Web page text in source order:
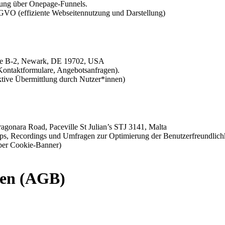
über Onepage-Funnels.
(effiziente Webseitennutzung und Darstellung)
B-2, Newark, DE 19702, USA
Angebotsanfragen).
Übermittlung durch Nutzer*innen)
Road, Paceville St Julian’s STJ 3141, Malta
Recordings und Umfragen zur Optimierung der
Cookie-Banner)
(AGB)